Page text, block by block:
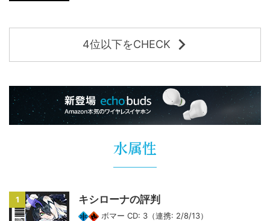
4位以下をCHECK
水属性
1 キシローナの評判
ボマー CD: 3（連携: 2/8/13）